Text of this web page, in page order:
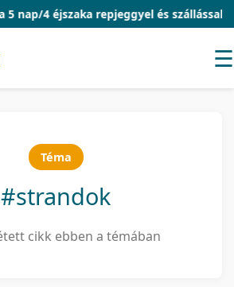
éjszaka repjeggyel és szállással 59.090
☰
Téma
#strandok
cikk ebben a témában